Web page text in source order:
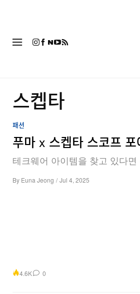
스켑타
패션
푸마 x 스켑타 스코프 포
테크웨어 아이템을 찾고 있다면
By Euna Jeong / Jul 4, 2025
4.6K 0